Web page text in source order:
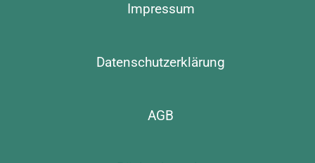
Impressum
Datenschutzerklärung
AGB